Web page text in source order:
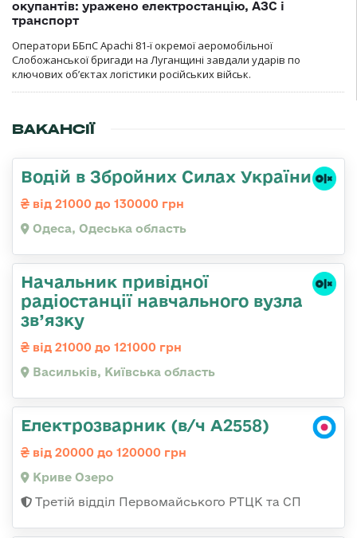
окупантів: уражено електростанцію, АЗС і
транспорт
Оператори ББпС Apachi 81-ї окремої аеромобільної
Слобожанської бригади на Луганщині завдали ударів по
ключових об’єктах логістики російських військ.
ВАКАНСІЇ
Водій в Збройних Силах України
від 21000 до 130000 грн
Одеса, Одеська область
Начальник привідної
радіостанції навчального вузла
зв’язку
від 21000 до 121000 грн
Васильків, Київська область
Електрозварник (в/ч А2558)
від 20000 до 120000 грн
Криве Озеро
Третій відділ Первомайського РТЦК та СП